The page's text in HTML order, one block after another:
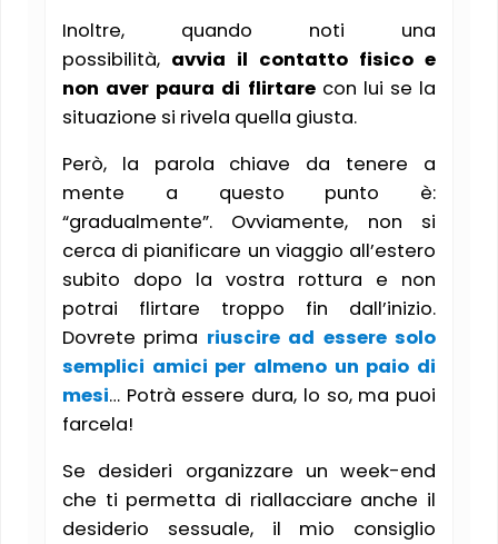
Inoltre, quando noti una
possibilità, avvia il contatto fisico e
non aver paura di flirtarecon lui se la
situazione si rivela quella giusta.
Però, la parola chiave da tenere a
mente a questo punto è:
“gradualmente”. Ovviamente, non si
cerca di pianificare un viaggio all’estero
subito dopo la vostra rottura e non
potrai flirtare troppo fin dall’inizio.
Dovrete prima riuscire ad essere solo
semplici amici per almeno un paio di
mesi… Potrà essere dura, lo so, ma puoi
farcela!
Se desideri organizzare un week-end
che ti permetta di riallacciare anche il
desiderio sessuale, il mio consiglio